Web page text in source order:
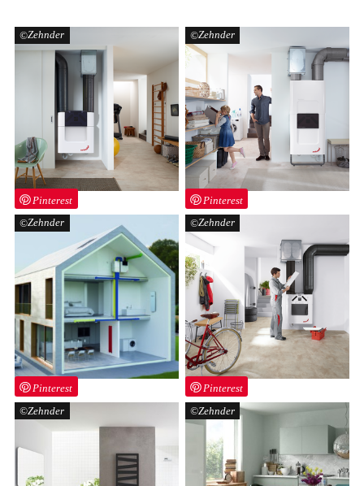
Zehnder
Pinterest
Zehnder
Pinterest
Zehnder
Pinterest
Zehnder
Pinterest
Zehnder Zehnder